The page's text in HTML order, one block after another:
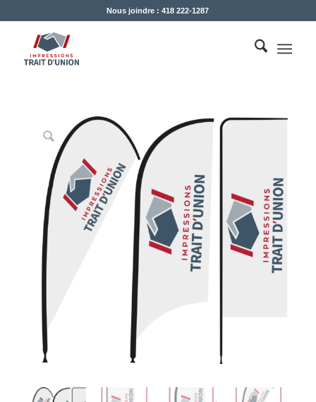
Nous joindre : 418 222-1287